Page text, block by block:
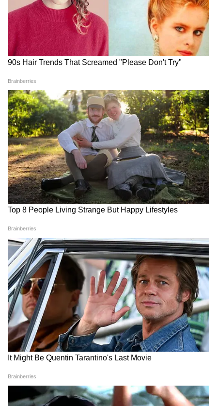
আরও খবরের আপডেট পেতে চোখ রাখুন
আমাদের হোয়াটসঅ্যাপ চ্যানেলে, ক্লিক করুন
এখানে।
প্রতিমাসে কত তারিখে ঢুকবে অন্নপূর্ণার ৩
হাজার টাকা?